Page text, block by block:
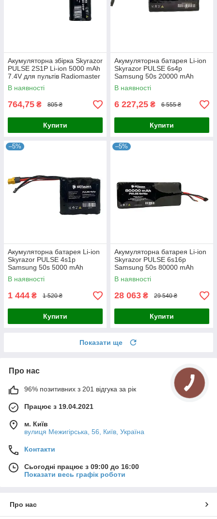
Акумуляторна збірка Skyrazor
PULSE 2S1P Li-ion 5000 mAh
7.4V для пультів Radiomaster
(TX16S, TX12, Boxer)
В наявності
764,75 ₴ 805 ₴
Купити
Акумуляторна батарея Li-ion
Skyrazor PULSE 6s4p
Samsung 50s 20000 mAh
спарка INR21700
В наявності
6 227,25 ₴ 6 555 ₴
Купити
–5%
Акумуляторна батарея Li-ion
Skyrazor PULSE 4s1p
Samsung 50s 5000 mAh
спарка INR21700
В наявності
1 444 ₴ 1 520 ₴
Купити
–5%
Акумуляторна батарея Li-ion
Skyrazor PULSE 6s16p
Samsung 50s 80000 mAh
спарка INR21700
В наявності
28 063 ₴ 29 540 ₴
Купити
Показати ще
Про нас
96% позитивних з 201 відгука за рік
Працює з 19.04.2021
м. Київ
вулиця Межигірська, 56, Київ, Україна
Контакти
Сьогодні працює з 09:00 до 16:00
Показати весь графік роботи
Про нас